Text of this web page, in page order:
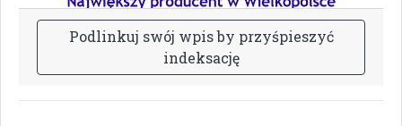
Podlinkuj swój wpisby przyśpieszyć
indeksację